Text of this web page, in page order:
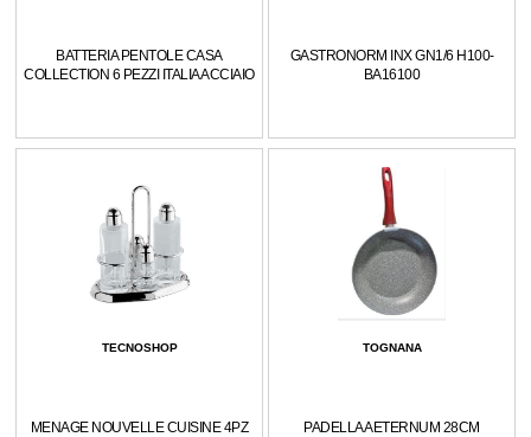
BATTERIA PENTOLE CASA
COLLECTION 6 PEZZI ITALIA ACCIAIO
GASTRONORM INX GN1/6 H100-
BA16100
TECNOSHOP
MENAGE NOUVELLE CUISINE 4PZ
TOGNANA
PADELLA AETERNUM 28CM